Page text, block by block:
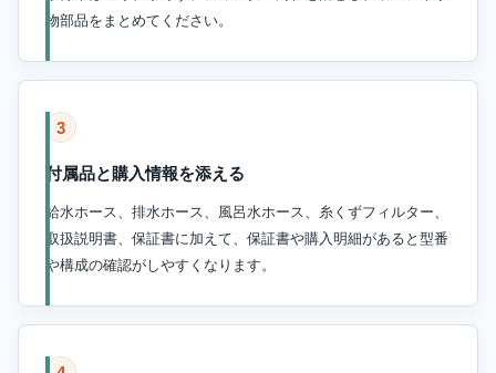
物部品をまとめてください。
3
付属品と購入情報を添える
給水ホース、排水ホース、風呂水ホース、糸くずフィルター、
取扱説明書、保証書に加えて、保証書や購入明細があると型番
や構成の確認がしやすくなります。